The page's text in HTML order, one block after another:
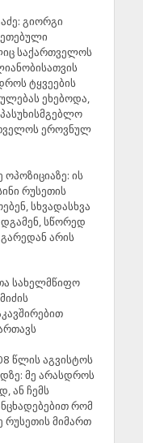
გიორგი
საქართველოს
ტყვეების
ეხებოდა,
ეროვნულ
ის
რუსეთის
სხვადასხვა
დგამენ, სწორედ
არის
სახელმწიფო
წლის აგვისტოს
მე არასდროს
ან ჩემს
რომ
რუსეთის მიმართ